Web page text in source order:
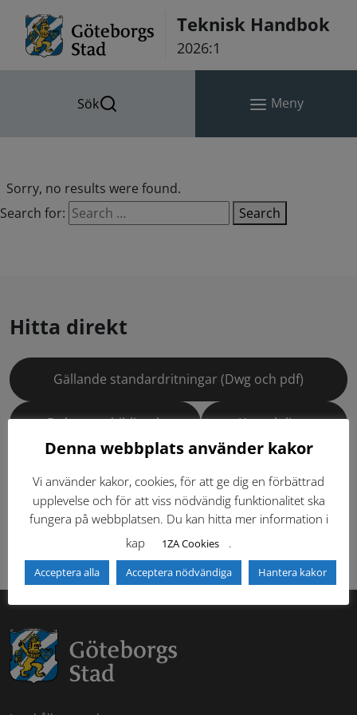
Teknisk Handbok
2026:1
Sök Meny
Sorry, no results were found.
Search for:
Search
Hitta direkt
Gällande standardritningar (Dwg och pdf)
Dokumentbibliotek Kontaktlista
Säkerhetsordningen
Denna webbplats använder kakor
Vi använder kakor, cookies, för att ge dig en förbättrad
upplevelse och för att viss nödvändig funktionalitet ska
fungera på webbplatsen. Du kan hitta mer information i
kap
1ZA Cookies .
Acceptera alla Acceptera nödvändiga Hantera kakor